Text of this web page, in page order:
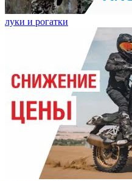
луки и рогатки